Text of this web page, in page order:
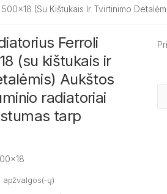
(su Kištukais Ir Tvirtinimo
Ferroli
(su kištukais ir
Aukštos
radiatoriai
tarp
apžvalgos(-ų)